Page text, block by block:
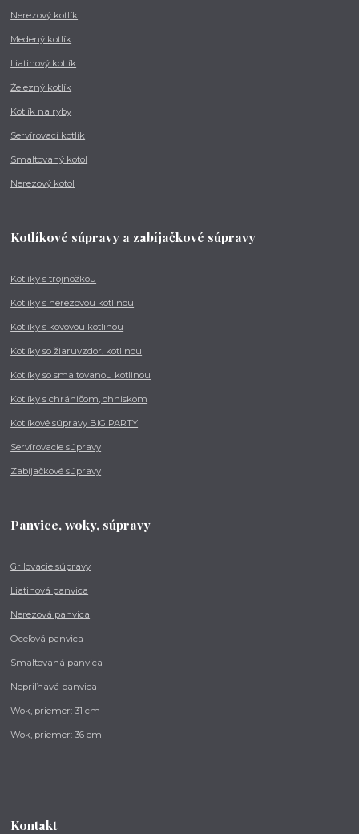
Nerezový kotlík
Medený kotlík
Liatinový kotlík
Železný kotlík
Kotlík na ryby
Servírovací kotlík
Smaltovaný kotol
Nerezový kotol
Kotlíkové súpravy a zabíjačkové súpravy
Kotlíky s trojnožkou
Kotlíky s nerezovou kotlinou
Kotlíky s kovovou kotlinou
Kotlíky so žiaruvzdor. kotlinou
Kotlíky so smaltovanou kotlinou
Kotlíky s chráničom, ohniskom
Kotlíkové súpravy BIG PARTY
Servírovacie súpravy
Zabíjačkové súpravy
Panvice, woky, súpravy
Grilovacie súpravy
Liatinová panvica
Nerezová panvica
Oceľová panvica
Smaltovaná panvica
Nepriľnavá panvica
Wok, priemer: 31 cm
Wok, priemer: 36 cm
Kontakt